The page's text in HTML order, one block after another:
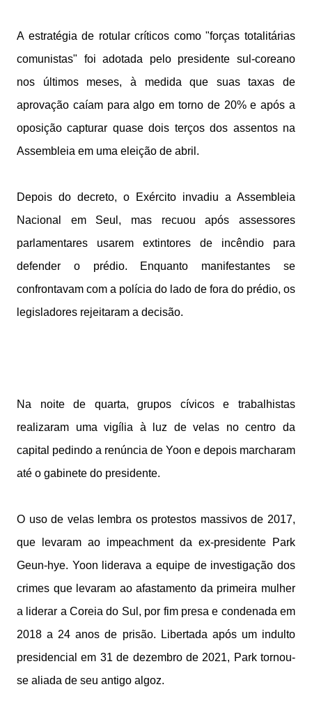
A estratégia de rotular críticos como "forças totalitárias
comunistas" foi adotada pelo presidente sul-coreano
nos últimos meses, à medida que suas taxas de
aprovação caíam para algo em torno de 20% e após a
oposição capturar quase dois terços dos assentos na
Assembleia em uma eleição de abril.
Depois do decreto, o Exército invadiu a Assembleia
Nacional em Seul, mas recuou após assessores
parlamentares usarem extintores de incêndio para
defender o prédio. Enquanto manifestantes se
confrontavam com a polícia do lado de fora do prédio, os
legisladores rejeitaram a decisão.
Na noite de quarta, grupos cívicos e trabalhistas
realizaram uma vigília à luz de velas no centro da
capital pedindo a renúncia de Yoon e depois marcharam
até o gabinete do presidente.
O uso de velas lembra os protestos massivos de 2017,
que levaram ao impeachment da ex-presidente Park
Geun-hye. Yoon liderava a equipe de investigação dos
crimes que levaram ao afastamento da primeira mulher
a liderar a Coreia do Sul, por fim presa e condenada em
2018 a 24 anos de prisão. Libertada após um indulto
presidencial em 31 de dezembro de 2021, Park tornou-
se aliada de seu antigo algoz.